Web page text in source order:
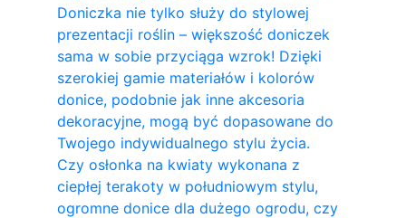
Doniczka nie tylko służy do stylowej
prezentacji roślin – większość doniczek
sama w sobie przyciąga wzrok! Dzięki
szerokiej gamie materiałów i kolorów
donice, podobnie jak inne akcesoria
dekoracyjne, mogą być dopasowane do
Twojego indywidualnego stylu życia.
Czy osłonka na kwiaty wykonana z
ciepłej terakoty w południowym stylu,
ogromne donice dla dużego ogrodu, czy